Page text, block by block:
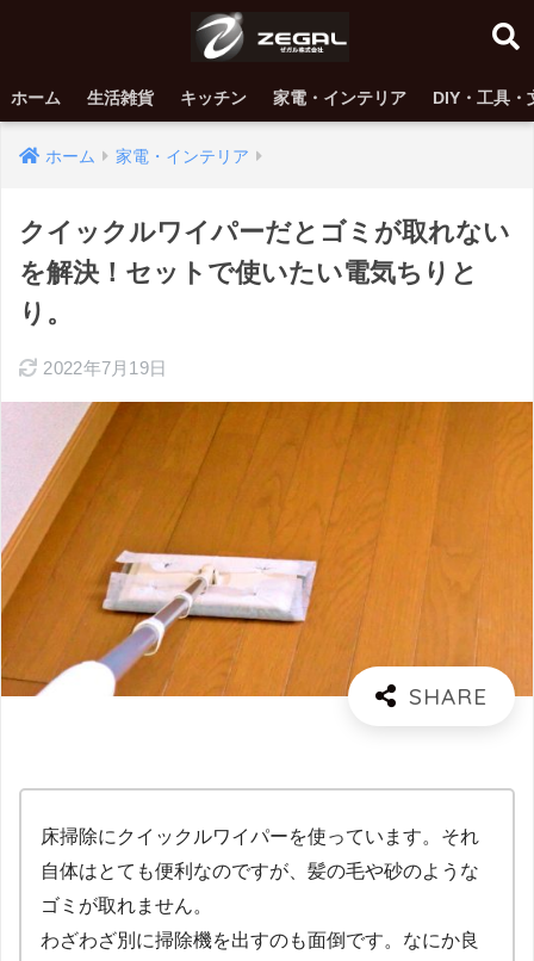
ホーム 生活雑貨 キッチン 家電・インテリア DIY・工具・
ホーム 家電・インテリア
クイックルワイパーだとゴミが取れない
を解決！セットで使いたい電気ちりと
り。
2022年7月19日
床掃除にクイックルワイパーを使っています。それ
自体はとても便利なのですが、髪の毛や砂のような
ゴミが取れません。
わざわざ別に掃除機を出すのも面倒です。なにか良